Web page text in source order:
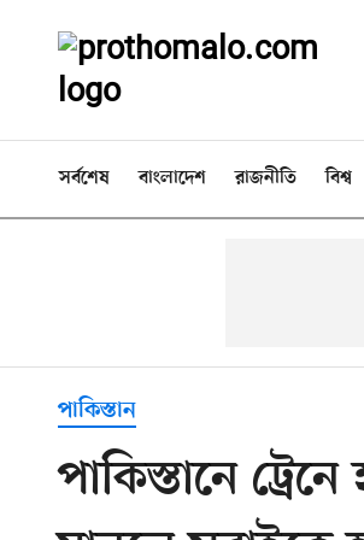
সর্বশেষ বাংলাদেশ রাজনীতি বিশ্ব
পাকিস্তান
পাকিস্তানে